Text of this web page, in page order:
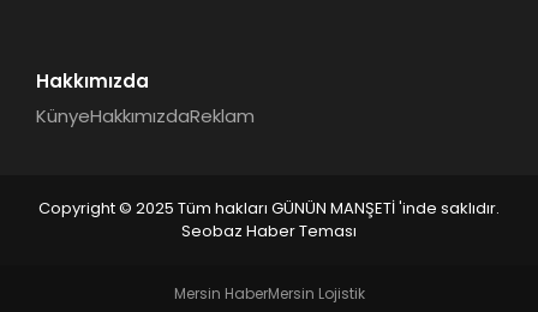
Hakkımızda
KünyeHakkımızdaReklam
Copyright © 2025 Tüm hakları GÜNÜN MANŞETİ 'inde saklıdır.
Seobaz Haber Teması
Mersin HaberMersin Lojistik